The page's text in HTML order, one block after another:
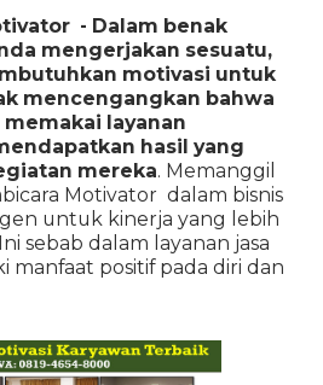
- Dalam benak
mengerjakan sesuatu,
motivasi untuk
mencengangkan bahwa
layanan
hasil yang
mereka. Memanggil
Motivator dalam bisnis
untuk kinerja yang lebih
sebab dalam layanan jasa
manfaat positif pada diri dan